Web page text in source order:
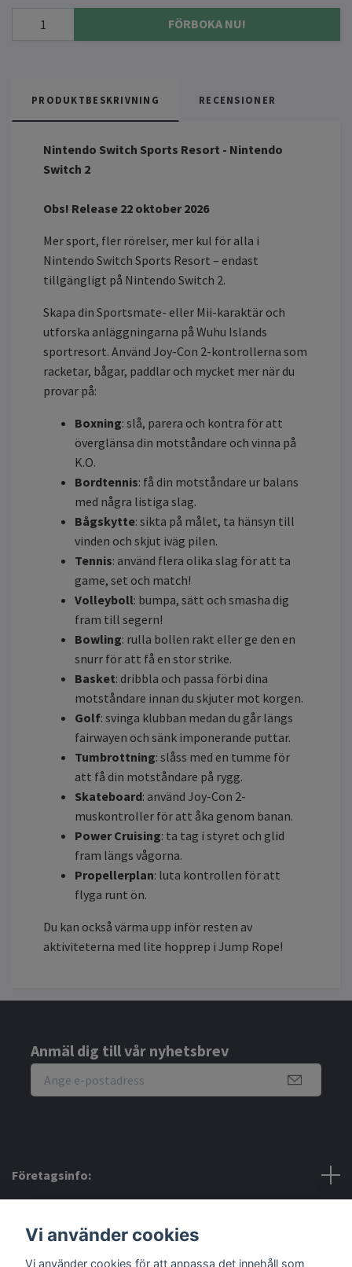
FÖRBOKA NU!
PRODUKTBESKRIVNING RECENSIONER
Nintendo Switch Sports Resort - Nintendo
Switch 2
Obs! Release 22 oktober 2026
Mer sport, fler rörelser, mer kul för alla i
Nintendo Switch Sports Resort – endast
tillgängligt på Nintendo Switch 2.
Skapa din Sportsmate- eller Mii-karaktär och
utforska anläggningarna på Wuhu Islands
sportresort. Använd Joy-Con 2-kontrollerna som
racketar, bågar, paddlar och mycket mer när du
provar på:
Boxning: slå, parera och kontra för att
överglänsa din motståndare och vinna på
K.O.
Bordtennis: få din motståndare ur balans
med några listiga slag.
Bågskytte: sikta på målet, ta hänsyn till
vinden och skjut iväg pilen.
Tennis: använd flera olika slag för att ta
game, set och match!
Volleyboll: bumpa, sätt och smasha dig
fram till segern!
Bowling: rulla bollen rakt eller ge den en
snurr för att få en stor strike.
Basket: dribbla och passa förbi dina
motståndare innan du skjuter mot korgen.
Golf: svinga klubban medan du går längs
fairwayen och sänk imponerande puttar.
Tumbrottning: slåss med en tumme för
att få din motståndare på rygg.
Skateboard: använd Joy-Con 2-
muskontroller för att åka genom banan.
Power Cruising: ta tag i styret och glid
fram längs vågorna.
Propellerplan: luta kontrollen för att
flyga runt ön.
Du kan också värma upp inför resten av
aktiviteterna med lite hopprep i Jump Rope!
Anmäl dig till vår nyhetsbrev
Företagsinfo:
Vi använder cookies
Vi använder cookies för att anpassa det innehåll som